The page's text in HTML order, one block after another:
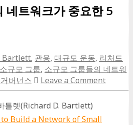
네트워크가 중요한 5
Bartlett, 관용, 대규모 운동, 리처드
소규모 그룹, 소규모 그룹들의 네트워
버넌스 Leave a Comment
틀렛(Richard D. Bartlett)
to Build a Network of Small